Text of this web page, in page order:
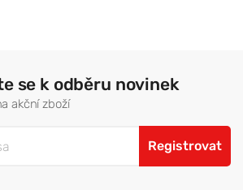
se k odběru novinek
akční zboží
Registrovat